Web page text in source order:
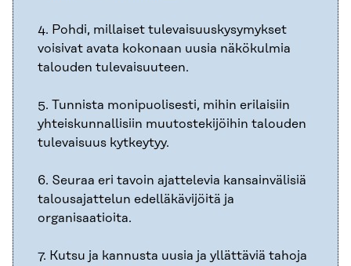
4. Pohdi, millaiset tulevaisuuskysymykset
voisivat avata kokonaan uusia näkökulmia
talouden tulevaisuuteen.
5. Tunnista monipuolisesti, mihin erilaisiin
yhteiskunnallisiin muutostekijöihin talouden
tulevaisuus kytkeytyy.
6. Seuraa eri tavoin ajattelevia kansainvälisiä
talousajattelun edelläkävijöitä ja
organisaatioita.
7. Kutsu ja kannusta uusia ja yllättäviä tahoja